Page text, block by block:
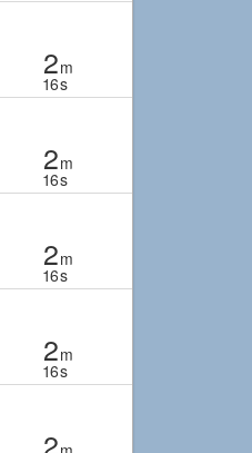
2m
16s
2m
16s
2m
16s
2m
16s
2